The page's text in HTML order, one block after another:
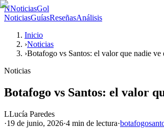
NNoticiasGol
NoticiasGuíasReseñasAnálisis
Inicio
›Noticias
›Botafogo vs Santos: el valor que nadie ve
Noticias
Botafogo vs Santos: el valor
LLucía Paredes
·19 de junio, 2026·4 min de lectura·botafogo